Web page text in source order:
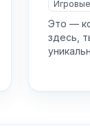
Аниме и
Это —
здесь,